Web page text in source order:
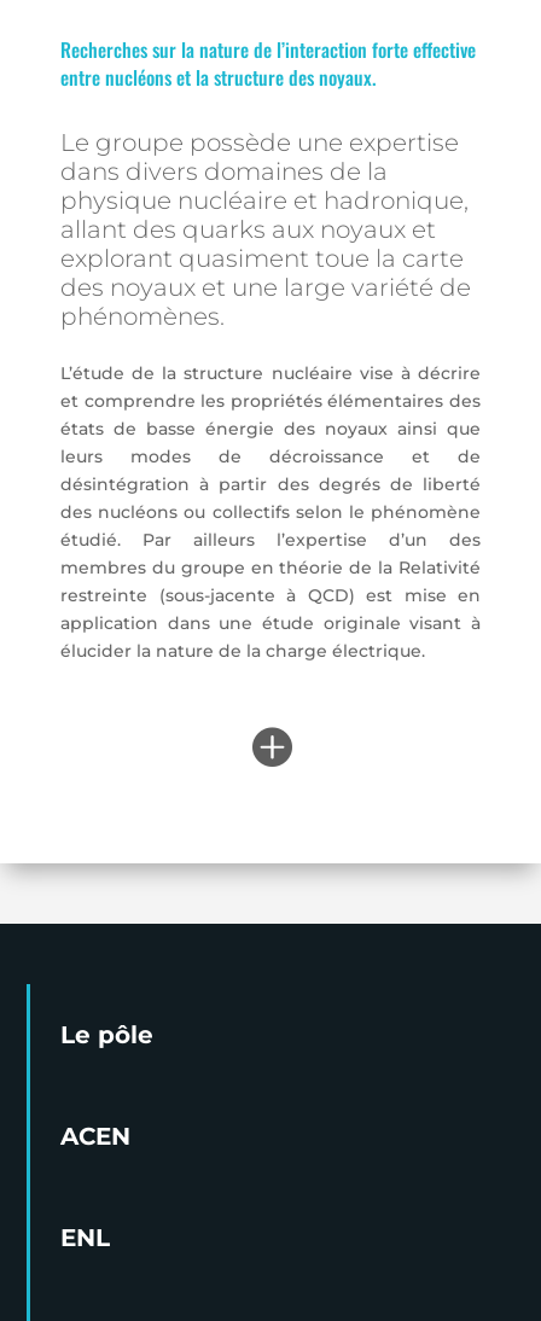
Recherches sur la nature de l’interaction forte effective
entre nucléons et la structure des noyaux.
Le groupe possède une expertise
dans divers domaines de la
physique nucléaire et hadronique,
allant des quarks aux noyaux et
explorant quasiment toue la carte
des noyaux et une large variété de
phénomènes.
L’étude de la structure nucléaire vise à décrire
et comprendre les propriétés élémentaires des
états de basse énergie des noyaux ainsi que
leurs modes de décroissance et de
désintégration à partir des degrés de liberté
des nucléons ou collectifs selon le phénomène
étudié. Par ailleurs l’expertise d’un des
membres du groupe en théorie de la Relativité
restreinte (sous-jacente à QCD) est mise en
application dans une étude originale visant à
élucider la nature de la charge électrique.

Le pôle
ACEN
ENL